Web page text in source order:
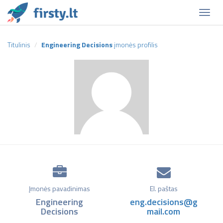
Titulinis Engineering Decisionsįmonės profilis
Įmonės pavadinimas
Engineering
Decisions
El. paštas
eng.decisions@g
mail.com